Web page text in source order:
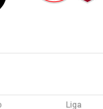
Liga